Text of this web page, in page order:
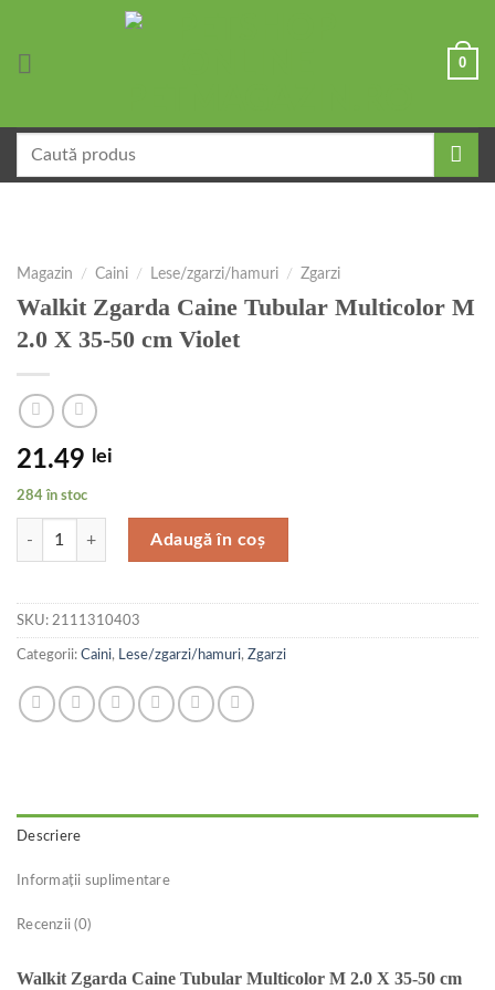
0
după:
Magazin / Caini / Lese/zgarzi/hamuri / Zgarzi
Walkit Zgarda Caine Tubular Multicolor M
2.0 X 35-50 cm Violet
21.49 lei
284 în stoc
Cantitate Walkit Zgarda Caine Tubular Multicolor M 2.0 X 35-50 cm
Adaugă în coș
SKU: 2111310403
Categorii: Caini, Lese/zgarzi/hamuri, Zgarzi
Descriere
Informații suplimentare
Recenzii (0)
Walkit Zgarda Caine Tubular Multicolor M 2.0 X 35-50 cm